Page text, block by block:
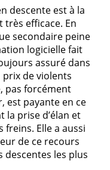
descente est à la
efficace. En
secondaire peine
logicielle fait
assuré dans
prix de violents
pas forcément
est payante en ce
la prise d’élan et
Elle a aussi
de ce recours
descentes les plus